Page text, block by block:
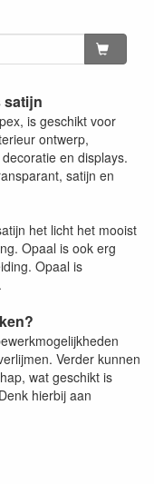
satijn
is geschikt voor
ontwerp,
en displays.
satijn en
het licht het mooist
Opaal is ook erg
Opaal is
Verder kunnen
wat geschikt is
hierbij aan